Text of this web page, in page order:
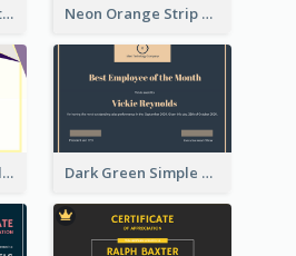
Navy With Gold Certificate Neon Orange Strip Certificate Design For Apprciation
Professional Gold Sleek Triangular Elegant Certificate Design Dark Green Simple Certificate For Best Employee